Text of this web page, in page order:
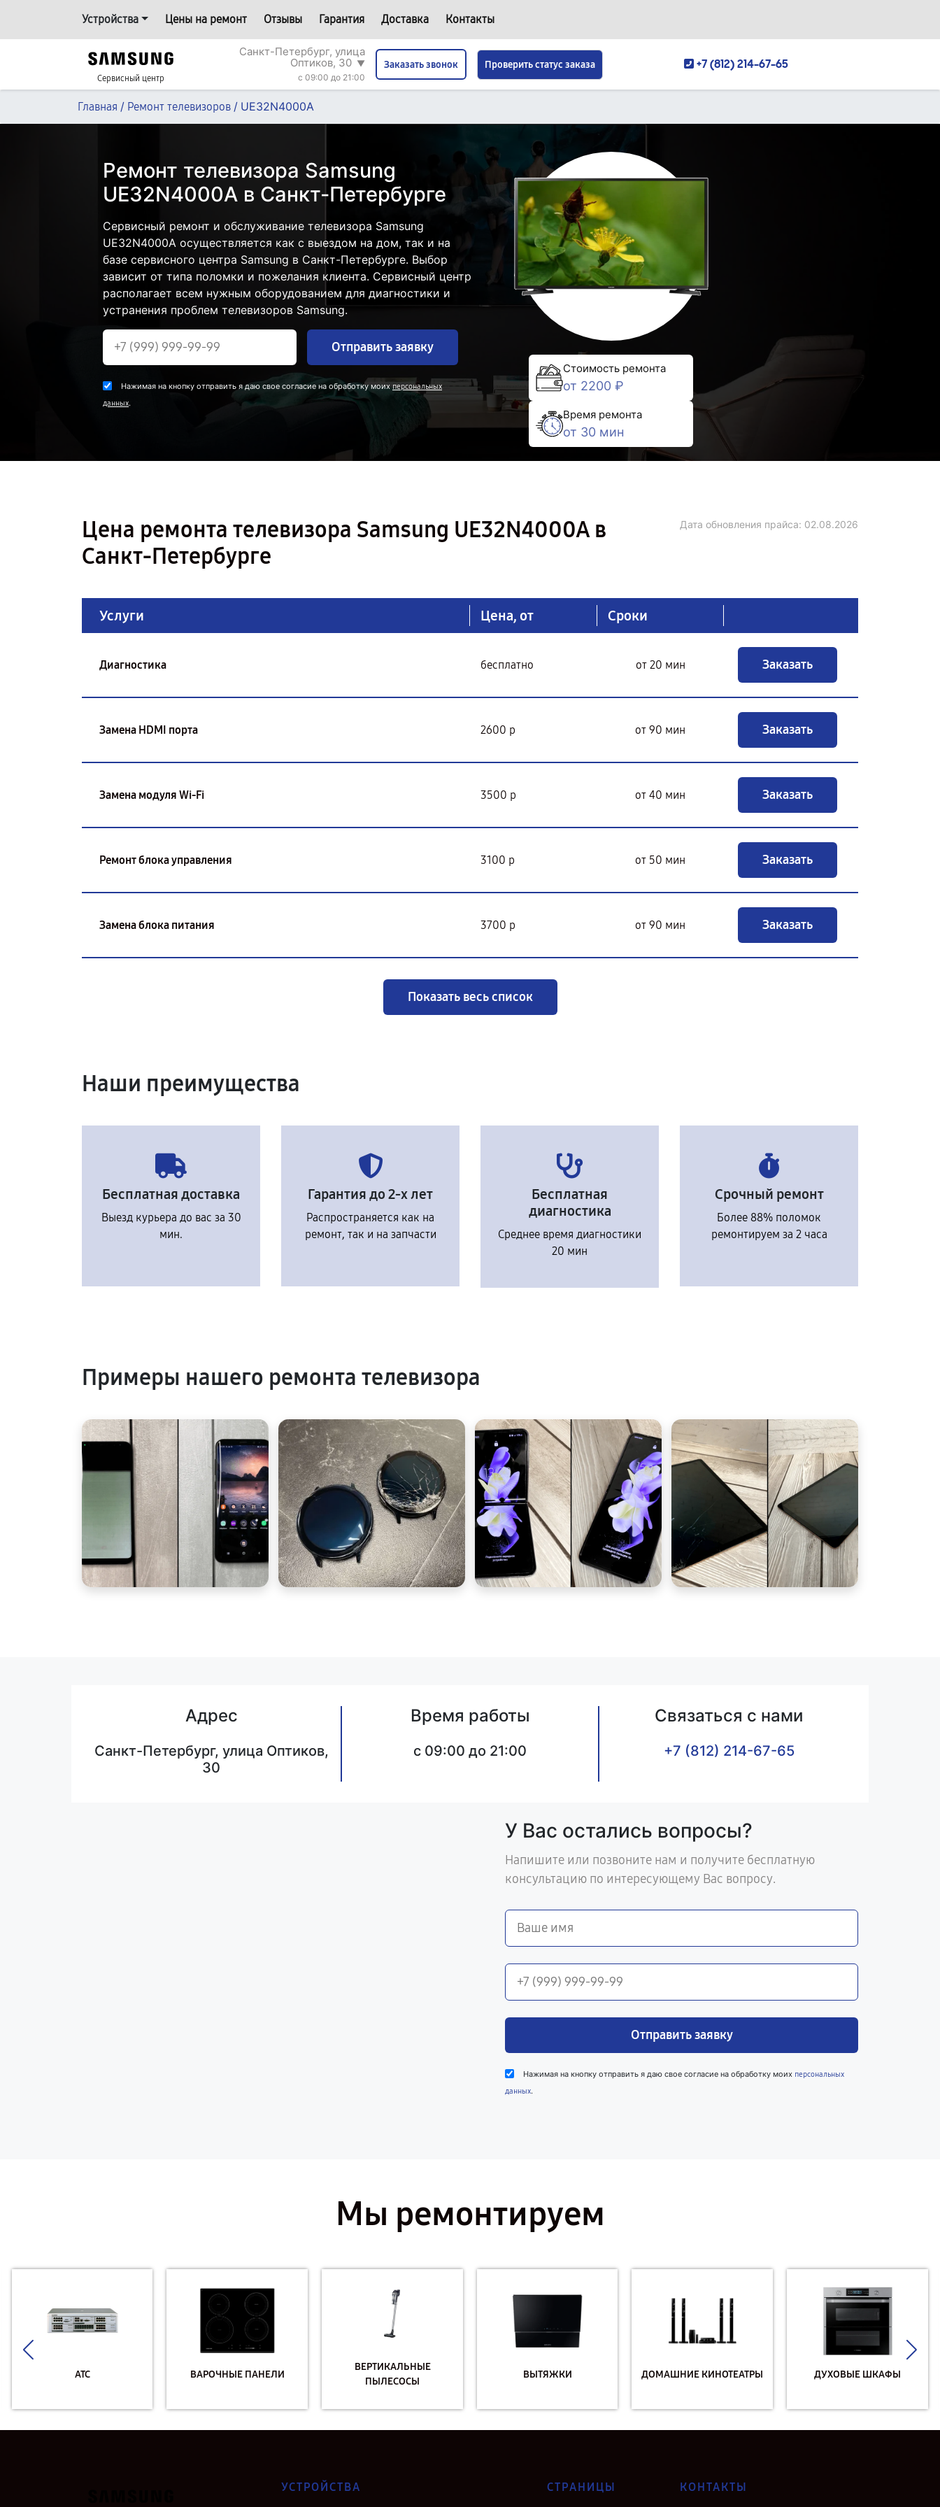
Устройства Цены на ремонт Отзывы Гарантия Доставка Контакты
Сервисный центр
Санкт-Петербург, улица
Оптиков, 30 ▼
c 09:00 до 21:00
Заказать звонок Проверить статус заказа +7 (812) 214-67-65
Главная / Ремонт телевизоров / UE32N4000A
Ремонт телевизора Samsung
UE32N4000A в Санкт-Петербурге
Сервисный ремонт и обслуживание телевизора Samsung
UE32N4000A осуществляется как с выездом на дом, так и на
базе сервисного центра Samsung в Санкт-Петербурге. Выбор
зависит от типа поломки и пожелания клиента. Сервисный центр
располагает всем нужным оборудованием для диагностики и
устранения проблем телевизоров Samsung.
Отправить заявку
Нажимая на кнопку отправить я даю свое согласие на обработку моихперсональных
данных.
Стоимость ремонта
от 2200 ₽
Время ремонта
от 30 мин
Цена ремонта телевизора Samsung UE32N4000A в
Санкт-Петербурге
Дата обновления прайса: 02.08.2026
Услуги Цена, от Сроки
Диагностика бесплатно от 20 мин Заказать
Замена HDMI порта 2600 р от 90 мин Заказать
Замена модуля Wi-Fi 3500 р от 40 мин Заказать
Ремонт блока управления 3100 р от 50 мин Заказать
Замена блока питания 3700 р от 90 мин Заказать
Показать весь список
Наши преимущества
Бесплатная доставка
Выезд курьера до вас за 30
мин.
Гарантия до 2-х лет
Распространяется как на
ремонт, так и на запчасти
Бесплатная
диагностика
Среднее время диагностики
20 мин
Срочный ремонт
Более 88% поломок
ремонтируем за 2 часа
Примеры нашего ремонта телевизора
Адрес
Санкт-Петербург, улица Оптиков,
30
Время работы
c 09:00 до 21:00
Связаться с нами
+7 (812) 214-67-65
У Вас остались вопросы?
Напишите или позвоните нам и получите бесплатную
консультацию по интересующему Вас вопросу.
Отправить заявку
Нажимая на кнопку отправить я даю свое согласие на обработку моих персональных
данных.
Мы ремонтируем
АТС ВАРОЧНЫЕ ПАНЕЛИ
ВЕРТИКАЛЬНЫЕ
ПЫЛЕСОСЫ
ВЫТЯЖКИ ДОМАШНИЕ КИНОТЕАТРЫ ДУХОВЫЕ ШКАФЫ
УСТРОЙСТВА СТРАНИЦЫ КОНТАКТЫ